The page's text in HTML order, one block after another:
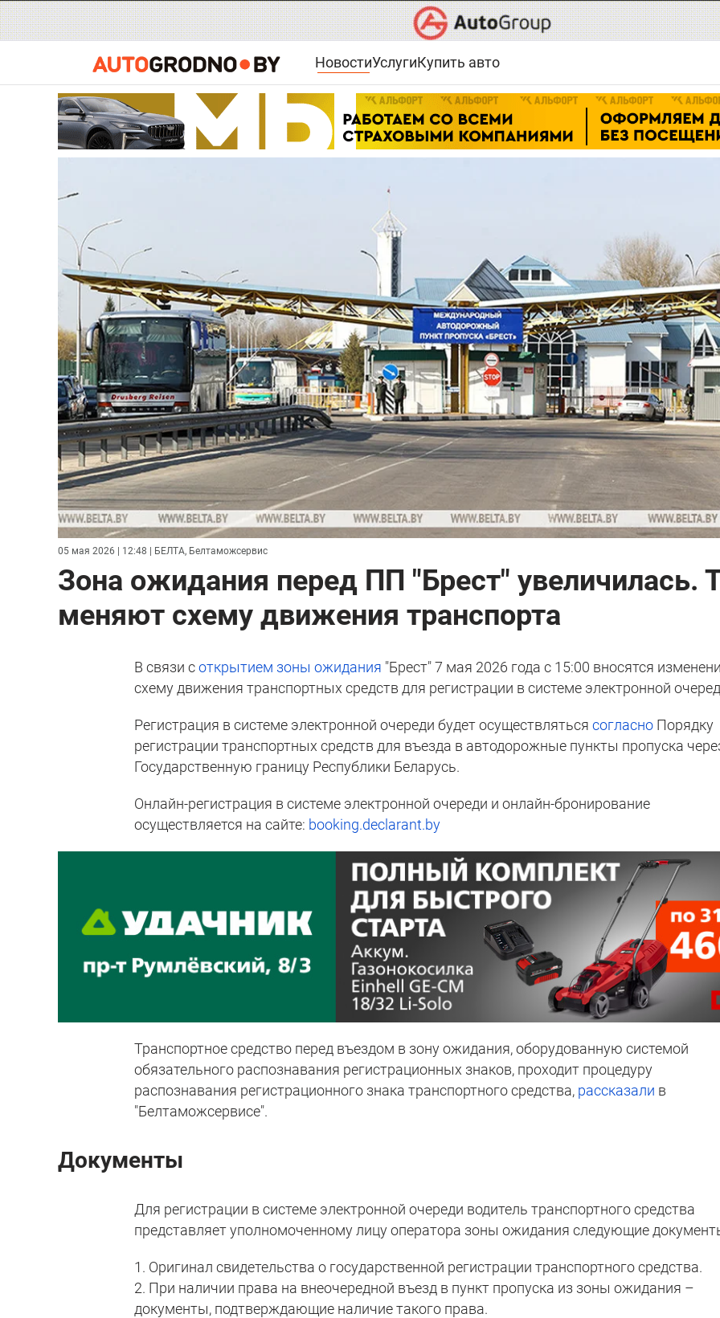
НовостиУслугиКупить авто
05 мая 2026 | 12:48 | БЕЛТА, Белтаможсервис
Зона ожидания перед ПП "Брест" увеличилась.
меняют схему движения транспорта
В связи соткрытием зоны ожидания "Брест" 7 мая 2026 года c 15:00 вносятся
схему движения транспортных средств для регистрации в системе электронной
Регистрация в системе электронной очереди будет осуществлятьсясогласно Порядку
регистрации транспортных средств для въезда в автодорожные пункты пропуска
Государственную границу Республики Беларусь.
Онлайн-регистрация в системе электронной очереди и онлайн-бронирование
осуществляется на сайте: booking.declarant.by
Транспортное средство перед въездом в зону ожидания, оборудованную системой
обязательного распознавания регистрационных знаков, проходит процедуру
распознавания регистрационного знака транспортного средства, рассказали в
"Белтаможсервисе".
Документы
Для регистрации в системе электронной очереди водитель транспортного средства
представляет уполномоченному лицу оператора зоны ожидания следующие
1. Оригинал свидетельства о государственной регистрации транспортного средства.
2. При наличии права на внеочередной въезд в пункт пропуска из зоны ожидания –
документы, подтверждающие наличие такого права.